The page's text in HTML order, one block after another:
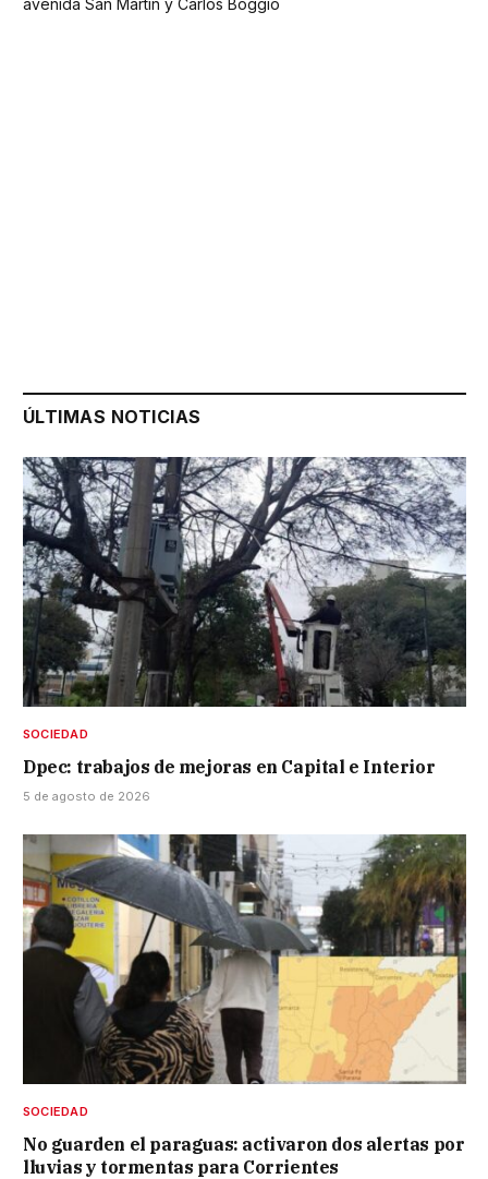
avenida San Martín y Carlos Boggio
ÚLTIMAS NOTICIAS
SOCIEDAD
Dpec: trabajos de mejoras en Capital e Interior
5 de agosto de 2026
SOCIEDAD
No guarden el paraguas: activaron dos alertas por
lluvias y tormentas para Corrientes